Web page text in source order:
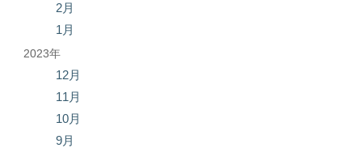
2月
1月
2023年
12月
11月
10月
9月